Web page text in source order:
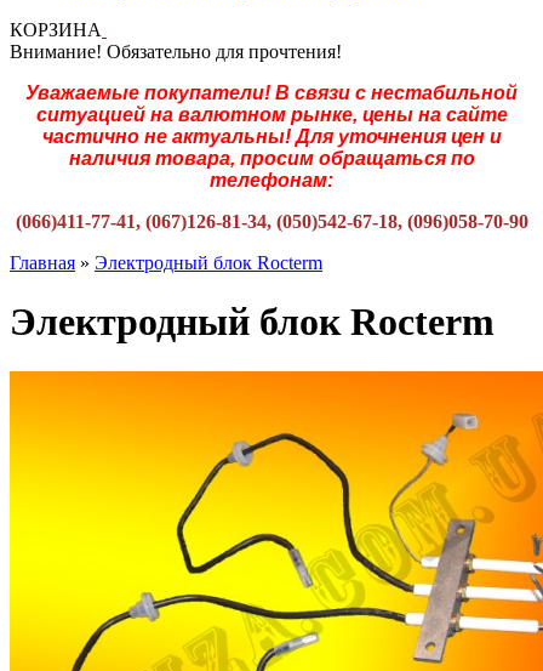
КОРЗИНА
Внимание! Обязательно для прочтения!
Уважаемые покупатели! В связи с нестабильной
ситуацией на валютном рынке, цены на сайте
частично не актуальны! Для уточнения цен и
наличия товара, просим обращаться по
телефонам:
(066)411-77-41, (067)126-81-34, (050)542-67-18, (096)058-70-90
Главная » Электродный блок Rocterm
Электродный блок Rocterm